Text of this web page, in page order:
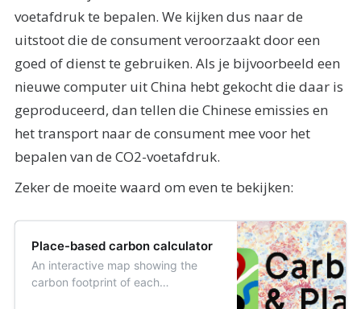
voetafdruk te bepalen. We kijken dus naar de
uitstoot die de consument veroorzaakt door een
goed of dienst te gebruiken. Als je bijvoorbeeld een
nieuwe computer uit China hebt gekocht die daar is
geproduceerd, dan tellen die Chinese emissies en
het transport naar de consument mee voor het
bepalen van de CO2-voetafdruk.
Zeker de moeite waard om even te bekijken:
Place-based carbon calculator
An interactive map showing the
carbon footprint of each